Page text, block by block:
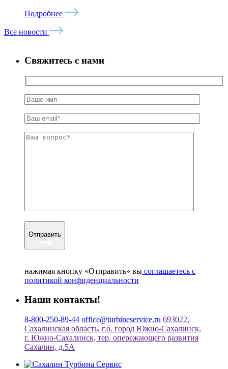
Подробнее
Все новости
Свяжитесь с нами
Отправить
нажимая кнопку «Отправить» вы соглашаетесь с
политикой конфиденциальности
Наши контакты!
8-800-250-89-44 office@turbineservice.ru 693022,
Сахалинская область, г.о. город Южно-Сахалинск,
г. Южно-Сахалинск, тер. опережающего развития
Сахалин, д.5А